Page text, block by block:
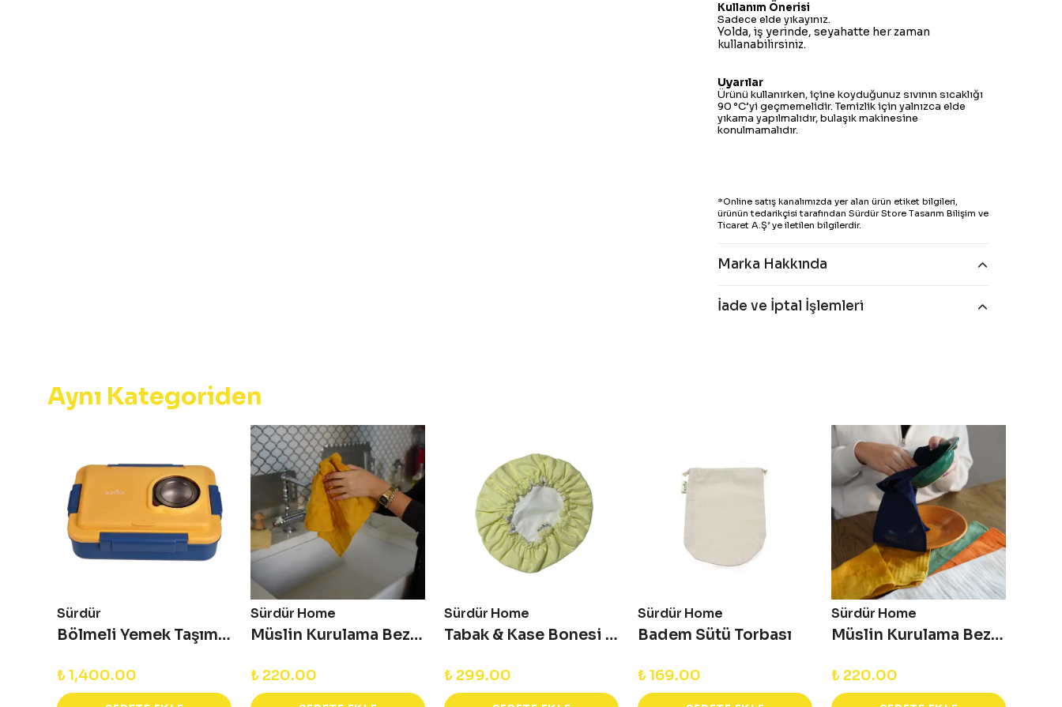
Kullanım Önerisi
Sadece elde yıkayınız.
Yolda, iş yerinde, seyahatte her zaman
kullanabilirsiniz.
Uyarılar
Ürünü kullanırken, içine koyduğunuz sıvının sıcaklığı
90 °C’yi geçmemelidir. Temizlik için yalnızca elde
yıkama yapılmalıdır, bulaşık makinesine
konulmamalıdır.
*Online satış kanalımızda yer alan ürün etiket bilgileri,
ürünün tedarikçisi tarafından Sürdür Store Tasarım Bilişim ve
Ticaret A.Ş’ ye iletilen bilgilerdir.
Marka Hakkında
İade ve İptal İşlemleri
Aynı Kategoriden
Sürdür
Bölmeli Yemek Taşıma Kabı - Büyük
₺ 1,400.00
Sürdür Home
Müslin Kurulama Bezi 30x30 - Sarı
₺ 220.00
Sürdür Home
Tabak & Kase Bonesi - Büyük
₺ 299.00
Sürdür Home
Badem Sütü Torbası
₺ 169.00
Sürdür Home
Müslin Kurulama Bezi 30x30 - Lacivert
₺ 220.00